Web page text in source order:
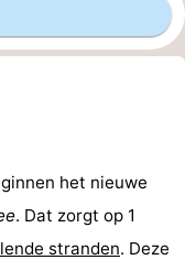
het nieuwe
. Dat zorgt op 1
stranden. Deze